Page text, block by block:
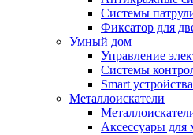
Системы
Фиксатор для
Умный дом
Управление
Системы
Smart
Металлоискатели
Аксессуары для